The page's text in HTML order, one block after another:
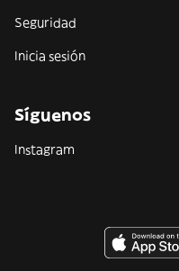
Seguridad
Inicia sesión
Síguenos
Instagram